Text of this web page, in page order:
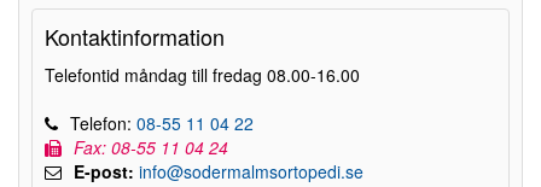
Kontaktinformation
Telefontid måndag till fredag 08.00-16.00
Telefon: 08-55 11 04 22
Fax: 08-55 11 04 24
E-post: info@sodermalmsortopedi.se